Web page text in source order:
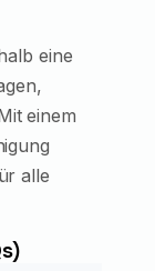
eine
einem
alle